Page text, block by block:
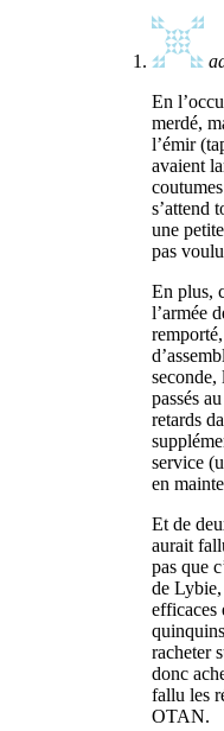
En
merdé,
l’émir
avaient
s’attend
une
pas
En plus,
l’armée
seconde,
passés
retards
service
en
Et de
aurait
pas que
de Lybie,
efficaces
racheter
donc
fallu les
OTAN.